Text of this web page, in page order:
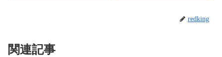
redking
関連記事